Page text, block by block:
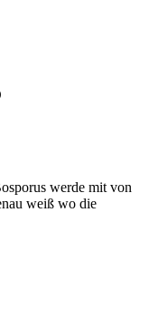
werde mit von
weiß wo die